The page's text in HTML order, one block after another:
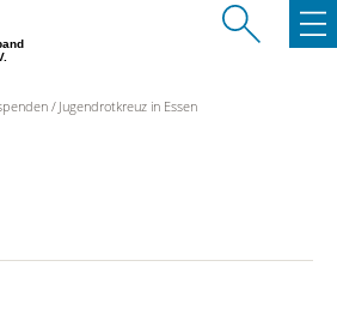
Jugendrotkreuz in Essen